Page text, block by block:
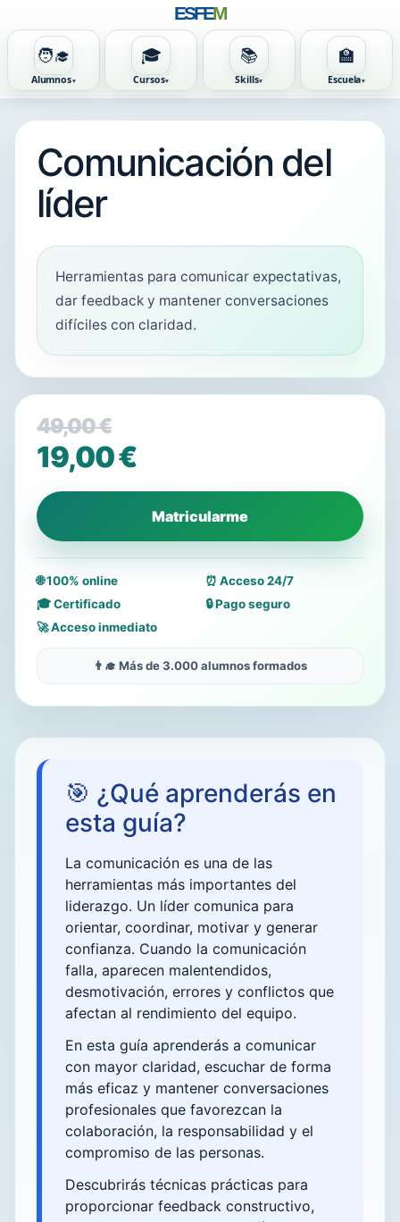
ESFEM
🧑‍🎓
Alumnos
🎓
Cursos
📚
Skills
🏫
Escuela
Comunicación del
líder
Herramientas para comunicar expectativas,
dar feedback y mantener conversaciones
difíciles con claridad.
49,00€
El
precio
original
era:
49,00 €.
19,00€
El
precio
actual
es:
19,00 €.
Matricularme
🌐 100% online
⏰ Acceso 24/7
🎓 Certificado
🔒 Pago seguro
🚀 Acceso inmediato
👨‍🎓 Más de 3.000 alumnos formados
🎯 ¿Qué aprenderás en
esta guía?
La comunicación es una de las
herramientas más importantes del
liderazgo. Un líder comunica para
orientar, coordinar, motivar y generar
confianza. Cuando la comunicación
falla, aparecen malentendidos,
desmotivación, errores y conflictos que
afectan al rendimiento del equipo.
En esta guía aprenderás a comunicar
con mayor claridad, escuchar de forma
más eficaz y mantener conversaciones
profesionales que favorezcan la
colaboración, la responsabilidad y el
compromiso de las personas.
Descubrirás técnicas prácticas para
proporcionar feedback constructivo,